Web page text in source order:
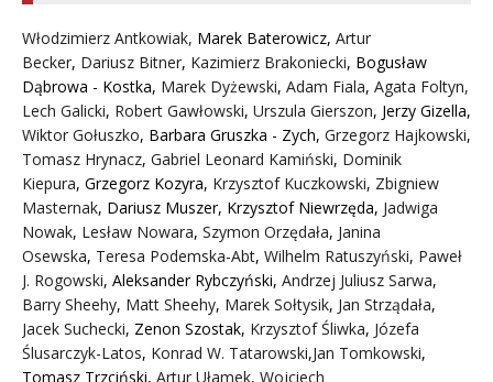
Włodzimierz Antkowiak, Marek Baterowicz, Artur
Becker, Dariusz Bitner, Kazimierz Brakoniecki, Bogusław
Dąbrowa - Kostka, Marek Dyżewski, Adam Fiala, Agata Foltyn,
Lech Galicki, Robert Gawłowski, Urszula Gierszon, Jerzy Gizella,
Wiktor Gołuszko, Barbara Gruszka - Zych, Grzegorz Hajkowski,
Tomasz Hrynacz, Gabriel Leonard Kamiński, Dominik
Kiepura, Grzegorz Kozyra, Krzysztof Kuczkowski, Zbigniew
Masternak, Dariusz Muszer, Krzysztof Niewrzęda, Jadwiga
Nowak, Lesław Nowara, Szymon Orzędała, Janina
Osewska, Teresa Podemska-Abt, Wilhelm Ratuszyński, Paweł
J. Rogowski, Aleksander Rybczyński, Andrzej Juliusz Sarwa,
Barry Sheehy, Matt Sheehy, Marek Sołtysik, Jan Strządała,
Jacek Suchecki, Zenon Szostak, Krzysztof Śliwka, Józefa
Ślusarczyk-Latos, Konrad W. Tatarowski,Jan Tomkowski,
Tomasz Trzciński, Artur Ułamek, Wojciech